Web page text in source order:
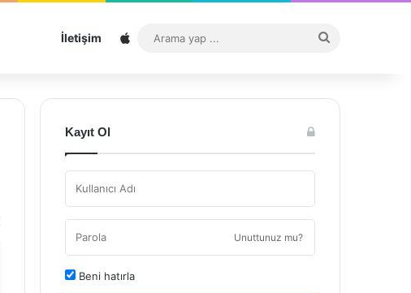
İletişim Sitemap
...
Kayıt Ol
Unuttunuz mu?
Beni hatırla